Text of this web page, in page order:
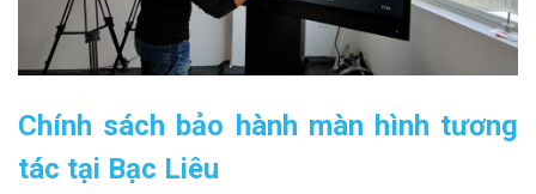
Chính sách bảo hành màn hình tương
tác tại Bạc Liêu